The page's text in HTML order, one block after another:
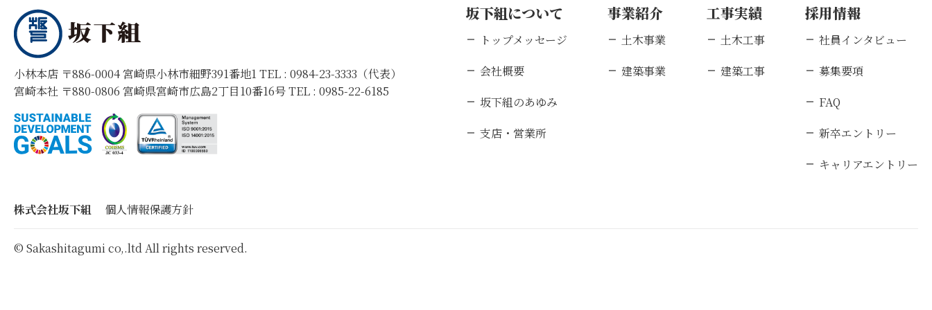
小林本店 〒886-0004 宮崎県小林市細野391番地1 TEL : 0984-23-3333（代表）
宮崎本社 〒880-0806 宮崎県宮崎市広島2丁目10番16号 TEL : 0985-22-6185
坂下組について
トップメッセージ
会社概要
坂下組のあゆみ
支店・営業所
事業紹介
土木事業
建築事業
工事実績
土木工事
建築工事
採用情報
社員インタビュー
募集要項
FAQ
新卒エントリー
キャリアエントリー
株式会社坂下組 個人情報保護方針
© Sakashitagumi co,.ltd All rights reserved.